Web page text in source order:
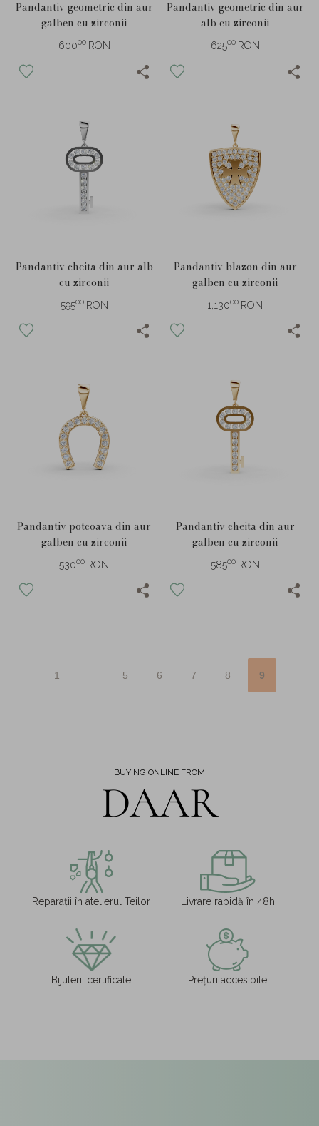
Pandantiv geometric din aur
galben cu zirconii
60000 RON
Pandantiv geometric din aur
alb cu zirconii
62500 RON
Pandantiv cheita din aur alb
cu zirconii
59500 RON
Pandantiv blazon din aur
galben cu zirconii
1,13000 RON
Pandantiv potcoava din aur
galben cu zirconii
53000 RON
Pandantiv cheita din aur
galben cu zirconii
58500 RON
1 5 6 7 8 9
BUYING ONLINE FROM
DAAR
Reparații în atelierul Teilor Livrare rapidă în 48h
Bijuterii certificate Prețuri accesibile